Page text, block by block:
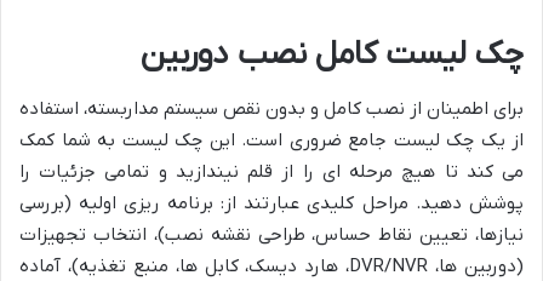
چک لیست کامل نصب دوربین
برای اطمینان از نصب کامل و بدون نقص سیستم مداربسته، استفاده
از یک چک لیست جامع ضروری است. این چک لیست به شما کمک
می کند تا هیچ مرحله ای را از قلم نیندازید و تمامی جزئیات را
پوشش دهید. مراحل کلیدی عبارتند از: برنامه ریزی اولیه (بررسی
نیازها، تعیین نقاط حساس، طراحی نقشه نصب)، انتخاب تجهیزات
(دوربین ها، DVR/NVR، هارد دیسک، کابل ها، منبع تغذیه)، آماده